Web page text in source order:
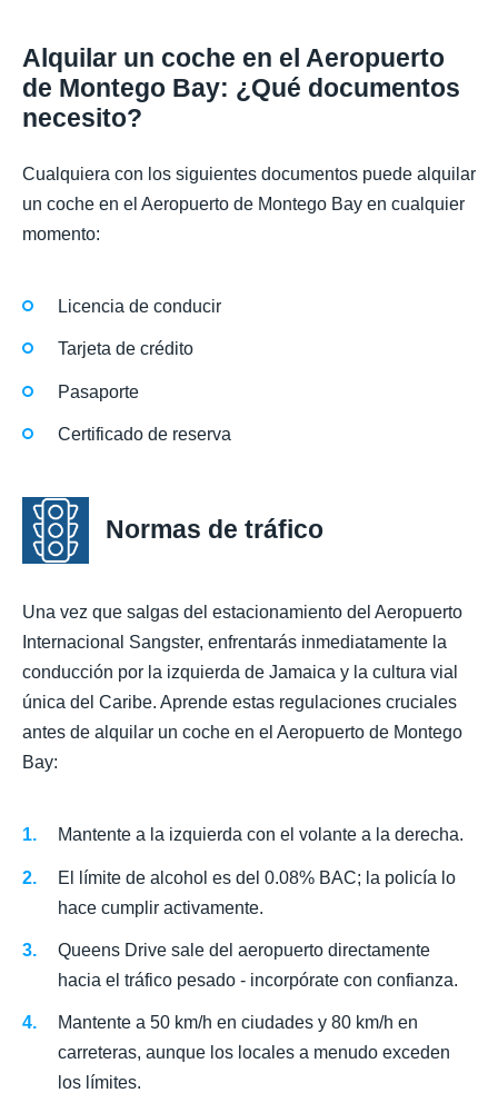
Alquilar un coche en el Aeropuerto
de Montego Bay: ¿Qué documentos
necesito?
Cualquiera con los siguientes documentos puede alquilar
un coche en el Aeropuerto de Montego Bay en cualquier
momento:
Licencia de conducir
Tarjeta de crédito
Pasaporte
Certificado de reserva
Normas de tráfico
Una vez que salgas del estacionamiento del Aeropuerto
Internacional Sangster, enfrentarás inmediatamente la
conducción por la izquierda de Jamaica y la cultura vial
única del Caribe. Aprende estas regulaciones cruciales
antes de alquilar un coche en el Aeropuerto de Montego
Bay:
Mantente a la izquierda con el volante a la derecha.
El límite de alcohol es del 0.08% BAC; la policía lo
hace cumplir activamente.
Queens Drive sale del aeropuerto directamente
hacia el tráfico pesado - incorpórate con confianza.
Mantente a 50 km/h en ciudades y 80 km/h en
carreteras, aunque los locales a menudo exceden
los límites.